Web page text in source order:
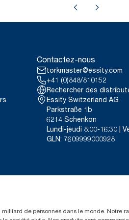
Contactez-nous
torkmaster@essity.com
+41 (0)848/810152
Rechercher des
Essity Switzerland AG
Parkstraße 1b
6214 Schenkon
Lundi-jeudi 8:00-16:30 |
GLN: 7609999000928
de personnes dans le monde. Notre